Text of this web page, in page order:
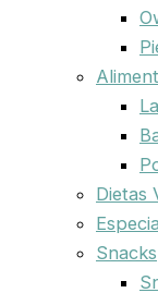
Dietas
Snacks